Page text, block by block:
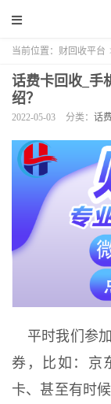
当前位置： 财回收平台
话费卡回收_手
绍？
2022-05-03 分类： 话
平时我们参加
券，比如：京
卡、甚至有时